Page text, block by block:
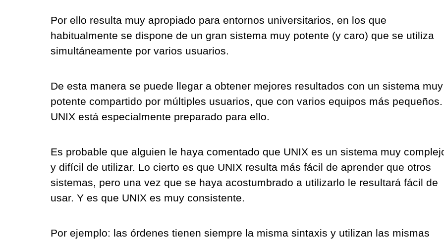
Por ello resulta muy apropiado para entornos universitarios, en los que
habitualmente se dispone de un gran sistema muy potente (y caro) que se utiliza
simultáneamente por varios usuarios.
De esta manera se puede llegar a obtener mejores resultados con un sistema muy
potente compartido por múltiples usuarios, que con varios equipos más pequeños.
UNIX está especialmente preparado para ello.
Es probable que alguien le haya comentado que UNIX es un sistema muy
y difícil de utilizar. Lo cierto es que UNIX resulta más fácil de aprender que otros
sistemas, pero una vez que se haya acostumbrado a utilizarlo le resultará fácil de
usar. Y es que UNIX es muy consistente.
Por ejemplo: las órdenes tienen siempre la misma sintaxis y utilizan las mismas